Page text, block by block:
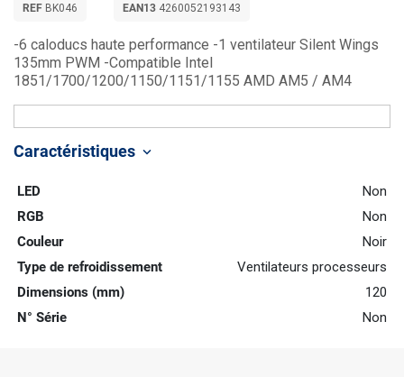
REF BK046 EAN13 4260052193143
-6 caloducs haute performance -1 ventilateur Silent Wings
135mm PWM -Compatible Intel
1851/1700/1200/1150/1151/1155 AMD AM5 / AM4
Caractéristiques keyboard_arrow_down
LED
Non
RGB
Non
Couleur
Noir
Type de refroidissement
Ventilateurs processeurs
Dimensions (mm)
120
N° Série
Non